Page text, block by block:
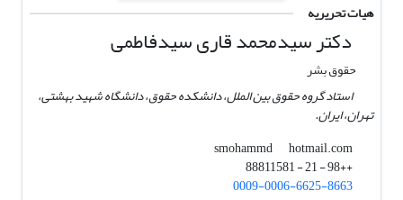
هیات تحریریه
دکتر سیدمحمد قاری سیدفاطمی
حقوق بشر
استاد گروه حقوق بین الملل، دانشکده حقوق، دانشگاه شهید بهشتی،
تهران، ایران.
smohammd
hotmail.com
++98 - 21 - 88811581
0009-0006-6625-8663